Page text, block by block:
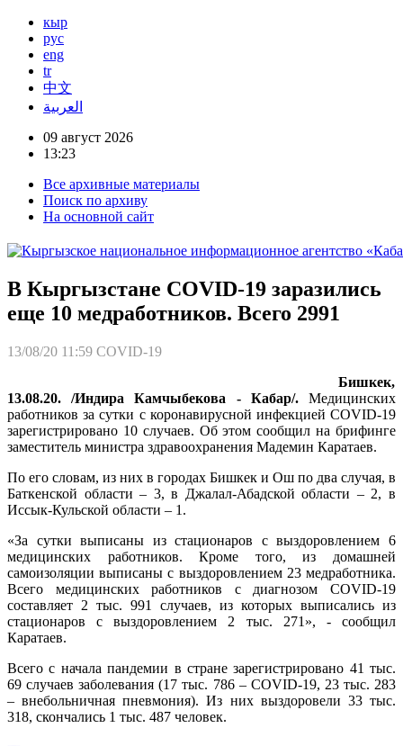
кыр
рус
eng
tr
中文
العربية
09 август 2026
13:23
Все архивные материалы
Поиск по архиву
На основной сайт
В Кыргызстане COVID-19 заразились
еще 10 медработников. Всего 2991
13/08/20 11:59 COVID-19
Бишкек,
13.08.20. /Индира Камчыбекова - Кабар/.Медицинских
работников за сутки с коронавирусной инфекцией COVID-19
зарегистрировано 10 случаев. Об этом сообщил на брифинге
заместитель министра здравоохранения Мадемин Каратаев.
По его словам, из них в городах Бишкек и Ош по два случая, в
Баткенской области – 3, в Джалал-Абадской области – 2, в
Иссык-Кульской области – 1.
«За сутки выписаны из стационаров с выздоровлением 6
медицинских работников. Кроме того, из домашней
самоизоляции выписаны с выздоровлением 23 медработника.
Всего медицинских работников с диагнозом COVID-19
составляет 2 тыс. 991 случаев, из которых выписались из
стационаров с выздоровлением 2 тыс. 271», - сообщил
Каратаев.
Всего с начала пандемии в стране зарегистрировано 41 тыс.
69 случаев заболевания (17 тыс. 786 – COVID-19, 23 тыс. 283
– внебольничная пневмония). Из них выздоровели 33 тыс.
318, скончались 1 тыс. 487 человек.